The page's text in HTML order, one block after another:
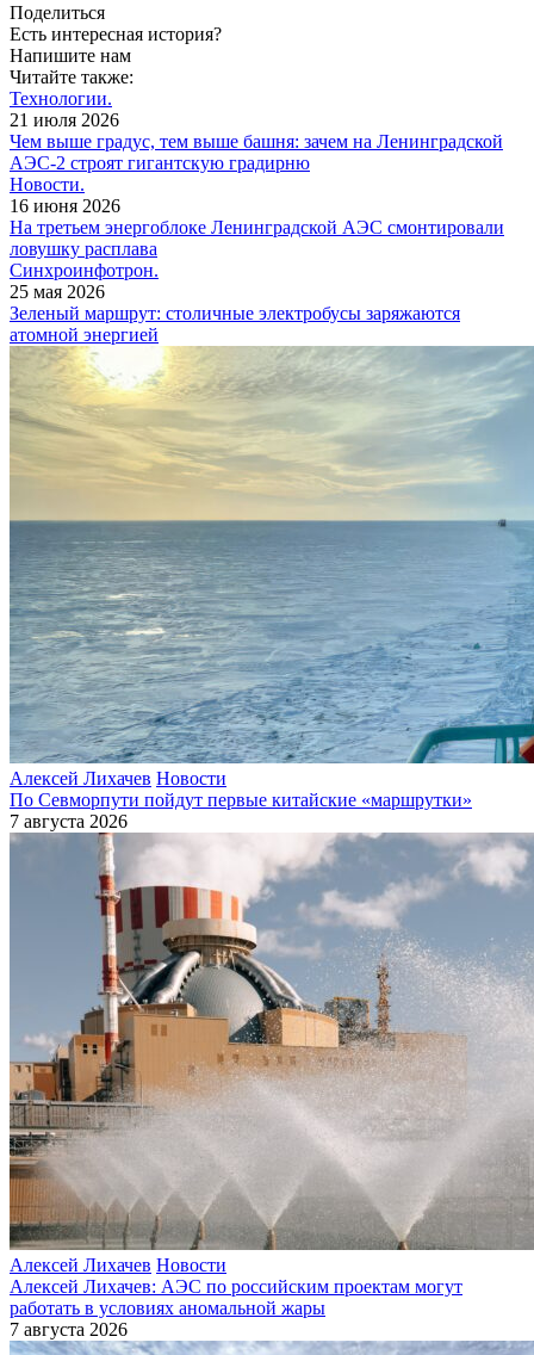
Поделиться
Есть интересная история?
Напишите нам
Читайте также:
Технологии.
21 июля 2026
Чем выше градус, тем выше башня: зачем на Ленинградской
АЭС-2 строят гигантскую градирню
Новости.
16 июня 2026
На третьем энергоблоке Ленинградской АЭС смонтировали
ловушку расплава
Синхроинфотрон.
25 мая 2026
Зеленый маршрут: столичные электробусы заряжаются
атомной энергией
Алексей Лихачев Новости
По Севморпути пойдут первые китайские «маршрутки»
7 августа 2026
Алексей Лихачев Новости
Алексей Лихачев: АЭС по российским проектам могут
работать в условиях аномальной жары
7 августа 2026